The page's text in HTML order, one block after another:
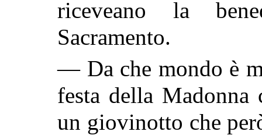
riceveano la
Sacramento.
— Da che mondo è
festa della
un giovinotto che